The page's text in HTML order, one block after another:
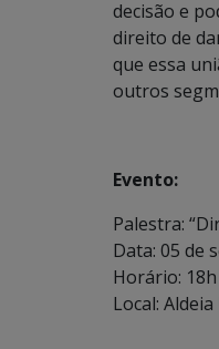
decisão e
direito de
que essa
outros
Evento:
Palestra:
Data: 05 de
Horário: 18h
Local: